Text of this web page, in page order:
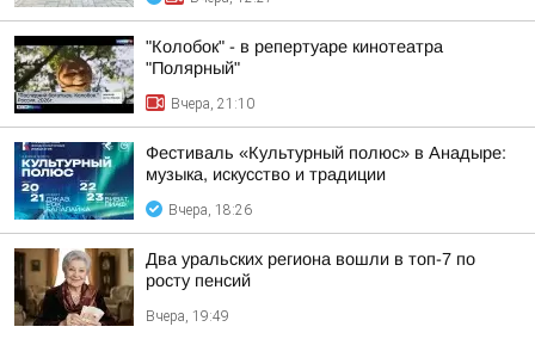
"Колобок" - в репертуаре кинотеатра
"Полярный"
Вчера, 21:10
Фестиваль «Культурный полюс» в Анадыре:
музыка, искусство и традиции
Вчера, 18:26
Два уральских региона вошли в топ-7 по
росту пенсий
Вчера, 19:49